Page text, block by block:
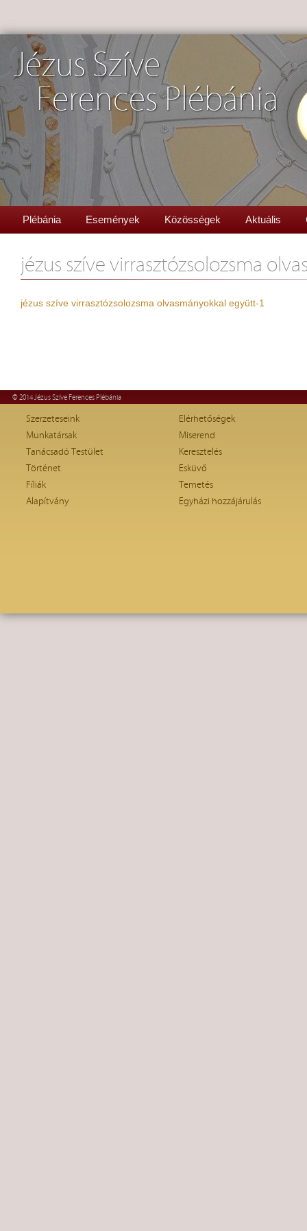
Jézus Szíve
Ferences Plébánia
Plébánia Események Közösségek Aktuális
jézus szíve virrasztózsolozsma
jézus szíve virrasztózsolozsma olvasmányokkal együtt-1
© 2014 Jézus Szíve Ferences Plébánia
Szerzeteseink
Munkatársak
Tanácsadó Testület
Történet
Fíliák
Alapítvány
Elérhetőségek
Miserend
Keresztelés
Esküvő
Temetés
Egyházi hozzájárulás